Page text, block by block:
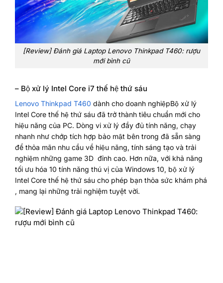
[Review] Đánh giá Laptop Lenovo Thinkpad T460: rượu
mới bình cũ
– Bộ xử lý Intel Core i7 thế hệ thứ sáu
Lenovo Thinkpad T460 dành cho doanh nghiệpBộ xử lý
Intel Core thế hệ thứ sáu đã trở thành tiêu chuẩn mới cho
hiệu năng của PC. Dòng vi xử lý đầy đủ tính năng, chạy
nhanh như chớp tích hợp bảo mật bên trong đã sẵn sàng
để thỏa mãn nhu cầu về hiệu năng, tính sáng tạo và trải
nghiệm những game 3D đỉnh cao. Hơn nữa, với khả năng
tối ưu hóa 10 tính năng thú vị của Windows 10, bộ xử lý
Intel Core thế hệ thứ sáu cho phép bạn thỏa sức khám phá
, mang lại những trải nghiệm tuyệt vời.